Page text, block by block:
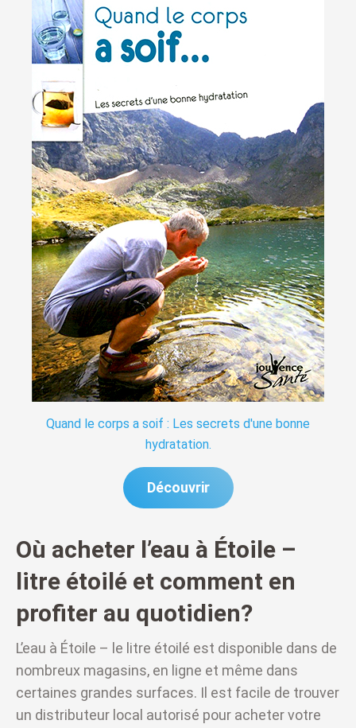
Quand le corps a soif : Les secrets d'une bonne
hydratation.
Découvrir
Où acheter l’eau à Étoile –
litre étoilé et comment en
profiter au quotidien?
L’eau à Étoile – le litre étoilé est disponible dans de
nombreux magasins, en ligne et même dans
certaines grandes surfaces. Il est facile de trouver
un distributeur local autorisé pour acheter votre